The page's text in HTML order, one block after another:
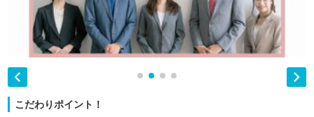
 
こだわりポイント！